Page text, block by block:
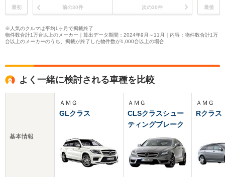
最初 前の30件 次の30件 最後
※人気のクルマは平均1ヶ月で掲載終了
物件数合計1万台以上のメーカー｜算出データ期間：2024年9月～11月｜内容：物件数合計1万
台以上のメーカーのうち、掲載が終了した物件数が1,000台以上の場合
よく一緒に検討される車種を比較
基本情報
ＡＭＧ
GLクラス
ＡＭＧ
CLSクラスシュー
ティングブレーク
ＡＭＧ
Rクラス